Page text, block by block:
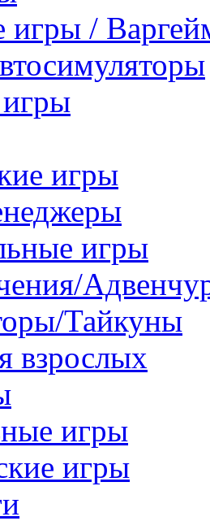
игры /
игры
игры
Тайкуны
взрослых
игры
игры